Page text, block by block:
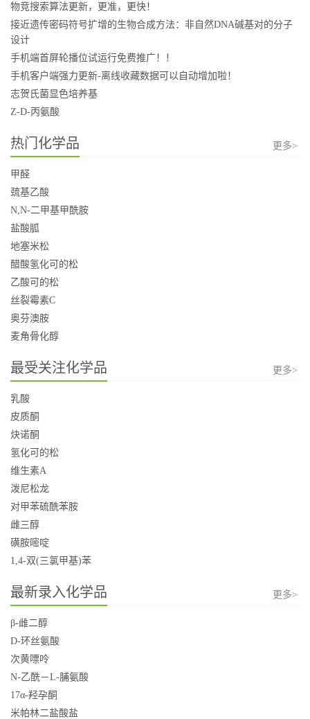
物竞搜索算法更新，更准，更快！
接近遗传密码符号扩增的生物合成方法：非自然DNA碱基对的分子
设计
手机端首屏轮播位试运行免费推广！！
手机客户端强力更新-离线收藏数据可以自动增加啦！
志贺氏菌显色培养基
Z-D-丙氨酸
热门化学品 更多>
甲醛
巯基乙酸
N,N-二甲基甲酰胺
盐酸胍
地塞米松
醋酸氢化可的松
乙酸可的松
丝裂霉素C
奥芬澳胺
麦角骨化醇
最受关注化学品 更多>
乳酸
皮质酮
炔诺酮
氢化可的松
维生素A
泼尼松龙
对甲苯硫酰苯胺
雌三醇
磺胺嘧啶
1,4-双(三氯甲基)苯
最新录入化学品 更多>
β-雌二醇
D-环丝氨酸
次黄嘌呤
N-乙酰－L-脯氨酸
17α-羟孕酮
米帕林二盐酸盐